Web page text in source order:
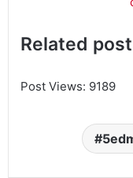
Related
Post Views: 9189